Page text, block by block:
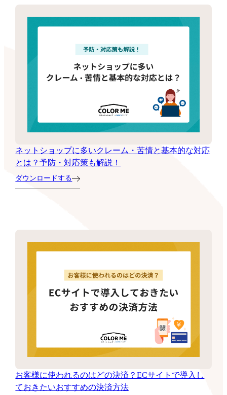
ネットショップに多いクレーム・苦情と基本的な対応
とは？予防・対応策も解説！
ダウンロードする
お客様に使われるのはどの決済？ECサイトで導入し
ておきたいおすすめの決済方法